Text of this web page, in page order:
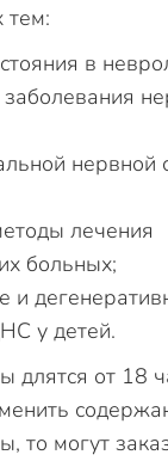
тем:
в
нервной
лечения
больных;
и
у детей.
длятся от 18
то могут